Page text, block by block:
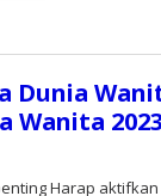
Dunia
Wanita
Harap aktifkan